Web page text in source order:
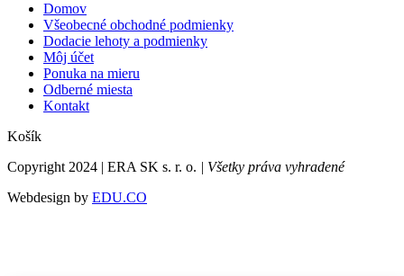
Domov
Všeobecné obchodné podmienky
Dodacie lehoty a podmienky
Môj účet
Ponuka na mieru
Odberné miesta
Kontakt
Košík
Copyright 2024 | ERA SK s. r. o. | Všetky práva vyhradené
Webdesign by EDU.CO